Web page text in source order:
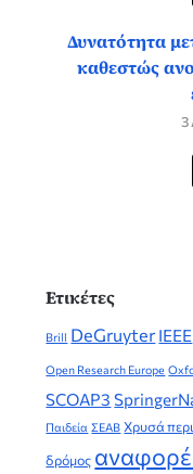
Δυνατότητα
καθεστώς
3
Ετικέτες
Brill DeGruyter IEEE
Open Research Europe
SCOAP3
Παιδεία ΣΕΑΒ Χρυσά
δρόμος